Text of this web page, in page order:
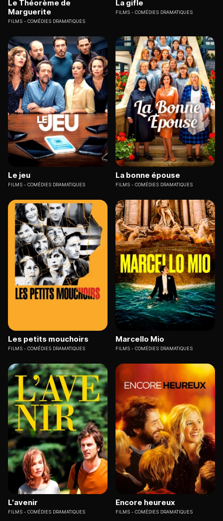
Le Théorème de
Marguerite
FILMS COMÉDIES DRAMATIQUES
La gifle
FILMS COMÉDIES DRAMATIQUES
Le jeu
FILMS COMÉDIES DRAMATIQUES
La bonne épouse
FILMS COMÉDIES DRAMATIQUES
Les petits mouchoirs
FILMS COMÉDIES DRAMATIQUES
Marcello Mio
FILMS COMÉDIES DRAMATIQUES
L'avenir
FILMS COMÉDIES DRAMATIQUES
Encore heureux
FILMS COMÉDIES DRAMATIQUES